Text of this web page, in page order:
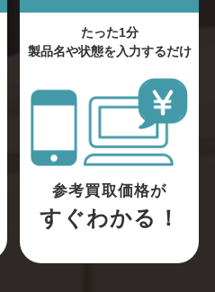
たった1分
製品名や状態を入力するだけ
参考買取価格が
すぐわかる！